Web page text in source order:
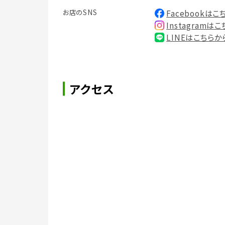
お店のSNS
Facebookはこ
Instagramはこ
LINEはこちらか
アクセス